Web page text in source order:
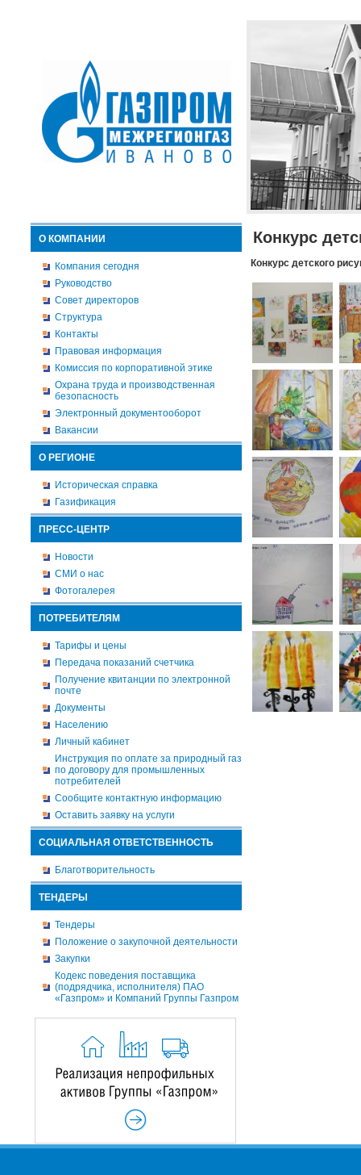
О КОМПАНИИ
Компания сегодня
Руководство
Совет директоров
Структура
Контакты
Правовая информация
Комиссия по корпоративной этике
Охрана труда и производственная
безопасность
Электронный документооборот
Вакансии
О РЕГИОНЕ
Историческая справка
Газификация
ПРЕСС-ЦЕНТР
Новости
СМИ о нас
Фотогалерея
ПОТРЕБИТЕЛЯМ
Тарифы и цены
Передача показаний счетчика
Получение квитанции по электронной
почте
Документы
Населению
Личный кабинет
Инструкция по оплате за природный газ
по договору для промышленных
потребителей
Сообщите контактную информацию
Оставить заявку на услуги
СОЦИАЛЬНАЯ ОТВЕТСТВЕННОСТЬ
Благотворительность
ТЕНДЕРЫ
Тендеры
Положение о закупочной деятельности
Закупки
Кодекс поведения поставщика
(подрядчика, исполнителя) ПАО
«Газпром» и Компаний Группы Газпром
Конкурс
Конкурс детского